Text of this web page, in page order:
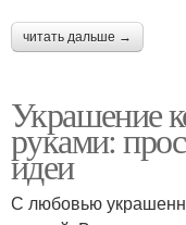
читать дальше →
Украшение
руками:
идеи
С любовью